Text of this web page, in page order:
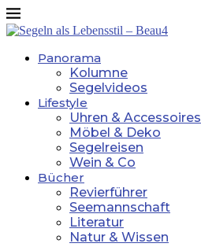
Panorama
Kolumne
Segelvideos
Lifestyle
Uhren & Accessoires
Möbel & Deko
Segelreisen
Wein & Co
Bücher
Revierführer
Seemannschaft
Literatur
Natur & Wissen